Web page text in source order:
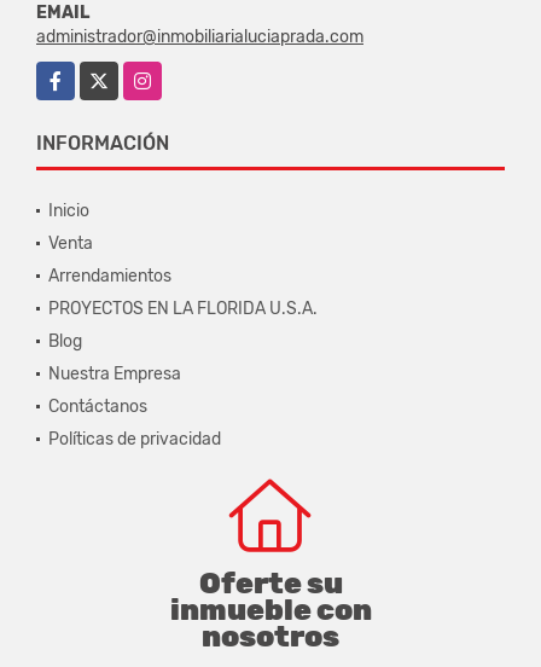
EMAIL
administrador@inmobiliarialuciaprada.com
Facebook
Instagram
INFORMACIÓN
Inicio
Venta
Arrendamientos
PROYECTOS EN LA FLORIDA U.S.A.
Blog
Nuestra Empresa
Contáctanos
Políticas de privacidad
Oferte su
inmueble con
nosotros